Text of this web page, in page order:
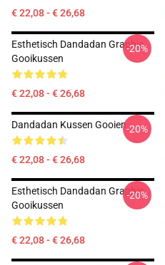
€ 22,08 - € 26,68
Esthetisch Dandadan Graphic
Gooikussen
€ 22,08 - € 26,68
-20%
Dandadan Kussen Gooien
€ 22,08 - € 26,68
-20%
Esthetisch Dandadan Graphic
Gooikussen
€ 22,08 - € 26,68
-20%